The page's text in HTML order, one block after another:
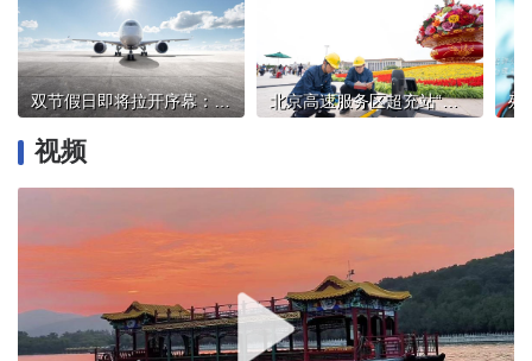
双节假日即将拉开序幕：第一批拼假游客已抵达酒店 北京高速服务区超充站“上新”！假日用电购电指南请收好
视频